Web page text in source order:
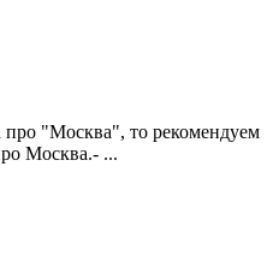
про "Москва", то рекомендуем
Москва.- ...